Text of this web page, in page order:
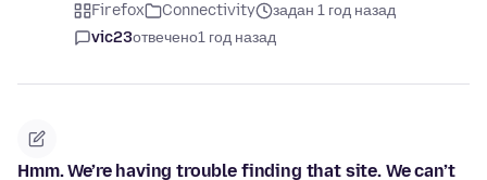
Firefox Connectivity
задан 1 год назад
vic23отвечено1 год назад
Hmm. We’re having trouble finding that site. We can’t